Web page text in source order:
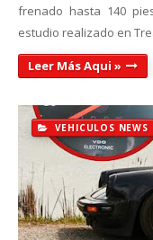
frenado hasta 140
estudio realizado en
Leer Más Aqui »
VEHICULOS NEWS